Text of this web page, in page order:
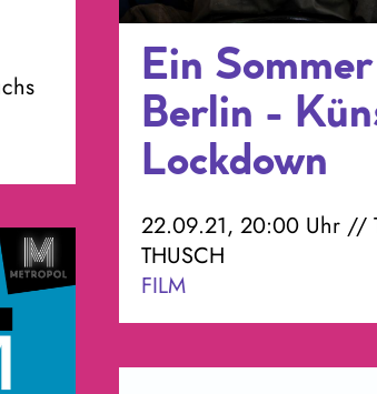
Ein
Berlin -
Lockdown
22.09.21, 20:00 Uhr //
THUSCH
FILM